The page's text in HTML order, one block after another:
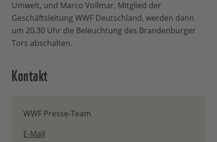
Umwelt, und Marco Vollmar, Mitglied der
Geschäftsleitung WWF Deutschland, werden dann
um 20.30 Uhr die Beleuchtung des Brandenburger
Tors abschalten.
Kontakt
WWF Presse-Team
E-Mail